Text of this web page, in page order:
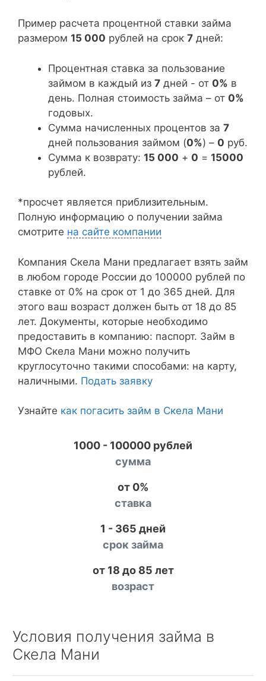
Пример расчета процентной ставки займа
размером 15 000 рублей на срок 7 дней:
Процентная ставка за пользование
займом в каждый из 7 дней - от 0% в
день. Полная стоимость займа – от 0%
годовых.
Сумма начисленных процентов за 7
дней пользования займом (0%) – 0 руб.
Сумма к возврату: 15 000 + 0 = 15000
рублей.
*просчет является приблизительным.
Полную информацию о получении займа
смотрите на сайте компании
Компания Скела Мани предлагает взять займ
в любом городе России до 100000 рублей по
ставке от 0% на срок от 1 до 365 дней. Для
этого ваш возраст должен быть от 18 до 85
лет. Документы, которые необходимо
предоставить в компанию: паспорт. Займ в
МФО Скела Мани можно получить
круглосуточно такими способами: на карту,
наличными. Подать заявку
Узнайте как погасить займ в Скела Мани
1000 - 100000 рублей
сумма
от 0%
ставка
1 - 365 дней
срок займа
от 18 до 85 лет
возраст
Условия получения займа в
Скела Мани